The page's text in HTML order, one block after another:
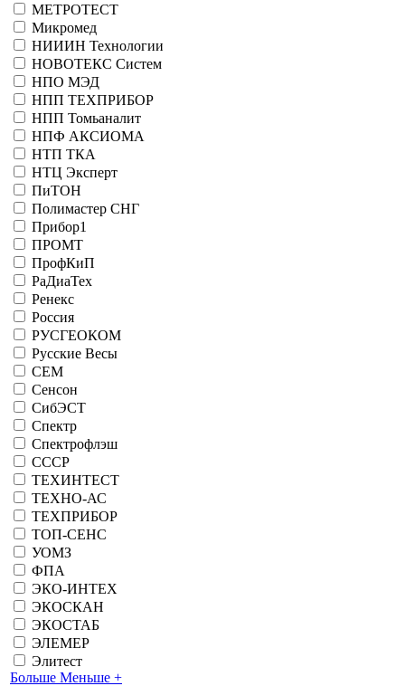
МЕТРОТЕСТ
Микромед
НИИИН Технологии
НОВОТЕКС Систем
НПО МЭД
НПП ТЕХПРИБОР
НПП Томьаналит
НПФ АКСИОМА
НТП ТКА
НТЦ Эксперт
ПиТОН
Полимастер СНГ
Прибор1
ПРОМТ
ПрофКиП
РаДиаТех
Ренекс
Россия
РУСГЕОКОМ
Русские Весы
СЕМ
Сенсон
СибЭСТ
Спектр
Спектрофлэш
СССР
ТЕХИНТЕСТ
ТЕХНО-АС
ТЕХПРИБОР
ТОП-СЕНС
УОМЗ
ФПА
ЭКО-ИНТЕХ
ЭКОСКАН
ЭКОСТАБ
ЭЛЕМЕР
Элитест
Больше Меньше +